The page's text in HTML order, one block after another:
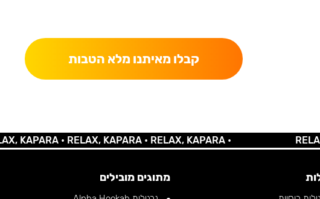
קבלו מאיתנו מלא הטבות
•RELAX, KAPARA •RELAX, KAPARA • RELAX,
מתוגים מובילים